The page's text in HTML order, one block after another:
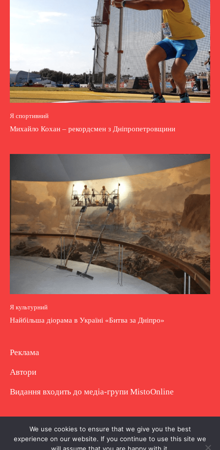
Я спортивний
Михайло Кохан – рекордсмен з Дніпропетровщини
Я культурний
Найбільша діорама в Україні «Битва за Дніпро»
Реклама
Автори
Видання входить до медіа-групи MistoOnline
Copyright © Повне використання матеріалу
заборонено. Частково можна з гіперпосиланням.
We use cookies to ensure that we give you the best
experience on our website. If you continue to use this site we